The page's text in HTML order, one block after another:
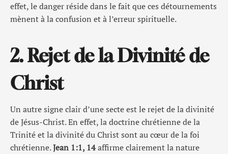
effet, le danger réside dans le fait que ces détournements
mènent à la confusion et à l’erreur spirituelle.
2. Rejet de la Divinité de
Christ
Un autre signe clair d’une secte est le rejet de la divinité
de Jésus-Christ. En effet, la doctrine chrétienne de la
Trinité et la divinité du Christ sont au cœur de la foi
chrétienne.Jean 1:1, 14affirme clairement la nature